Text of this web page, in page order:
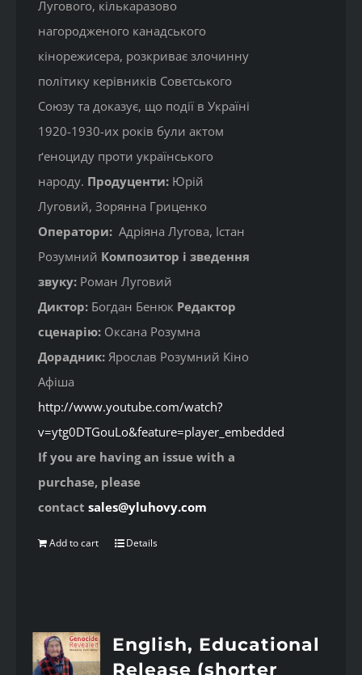
Лугового, кількаразово
нагородженого канадського
кінорежисера, розкриває злочинну
політику керівників Совєтського
Союзу та доказує, що події в Україні
1920-1930-их років були актом
ґеноциду проти українського
народу. Продуценти: Юрій
Луговий, Зорянна Гриценко
Оператори: Адріяна Лугова, Істан
Розумний Композитор і зведення
звуку: Роман Луговий
Диктор: Богдан Бенюк Редактор
сценарію: Оксана Розумна
Дорадник: Ярослав Розумний Кіно
Афіша
http://www.youtube.com/watch?
v=ytg0DTGouLo&feature=player_embedded
If you are having an issue with a
purchase, please
contactsales@yluhovy.com
Add to cart Details
English, Educational
Release (shorter